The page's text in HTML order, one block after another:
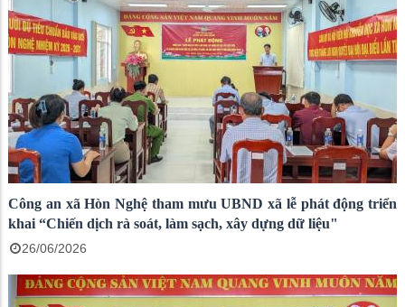
Công an xã Hòn Nghệ tham mưu UBND xã lễ phát động triển
khai “Chiến dịch rà soát, làm sạch, xây dựng dữ liệu"
26/06/2026